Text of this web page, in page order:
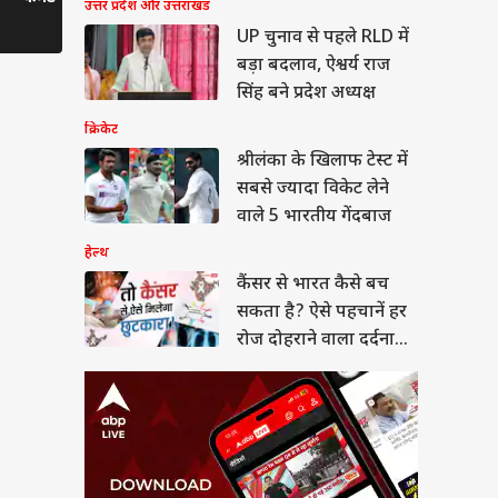
Upp 2 का फिनाले
Controversies
उत्तर प्रदेश और उत्तराखंड
UP चुनाव से पहले RLD में
बड़ा बदलाव, ऐश्वर्य राज
सिंह बने प्रदेश अध्यक्ष
क्रिकेट
श्रीलंका के खिलाफ टेस्ट में
सबसे ज्यादा विकेट लेने
वाले 5 भारतीय गेंदबाज
हेल्थ
कैंसर से भारत कैसे बच
सकता है? ऐसे पहचानें हर
रोज दोहराने वाला दर्दनाक
सच
से भारत कैसे बच
है? ऐसे पहचानें हर
वाला दर्दनाक
हंटर्स बना रही भारतीय
ऑपरेशन सिंदूर से